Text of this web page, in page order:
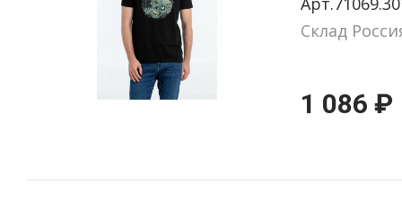
Склад
1 086 ₽